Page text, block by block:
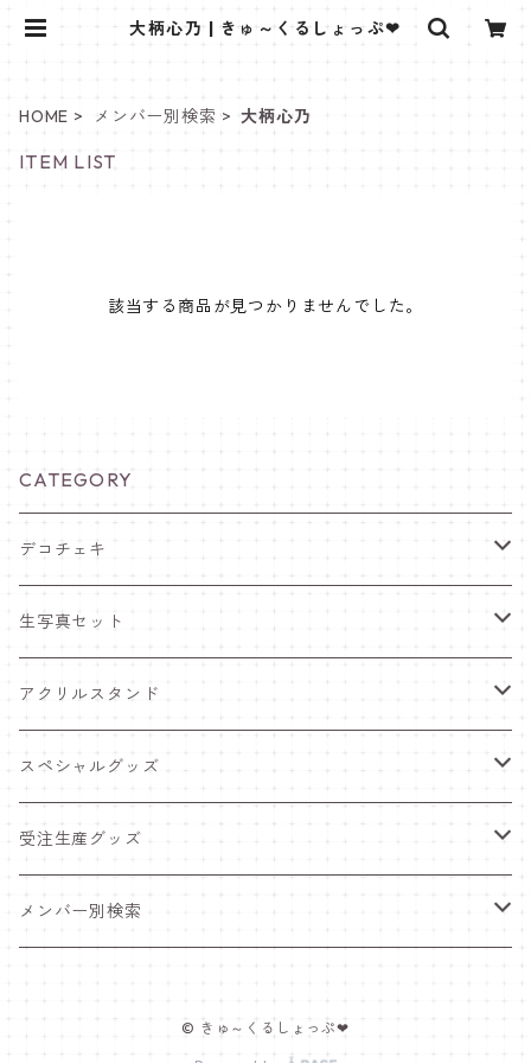
大柄心乃 | きゅ～くるしょっぷ❤
HOME メンバー別検索 大柄心乃
ITEM LIST
該当する商品が見つかりませんでした。
CATEGORY
デコチェキ
25夏 衣装
25.5 セーラー服
25.4 きゅ～くま
25新体制 衣装
25.2 メンカラ交換！メイド服
生写真セット
25夏 衣装
25.5 セーラー服
25.4 きゅ～くま
25新体制 衣装
アクリルスタンド
25.5 セーラー服
25.4 きゅ～くま
25新体制 衣装
スペシャルグッズ
ワンマンライブグッズ
ペンライト
受注生産グッズ
推しTシャツ
メンバー別検索
© きゅ～くるしょっぷ❤